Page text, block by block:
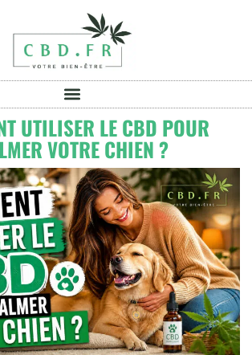
UTILISER LE CBD POUR
VOTRE CHIEN ?